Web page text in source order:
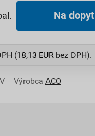
Na dopyt
(18,13 EUR bez DPH).
Výrobca ACO